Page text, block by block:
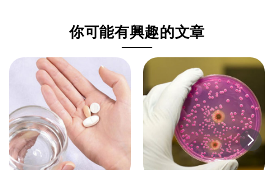
你可能有興趣的文章